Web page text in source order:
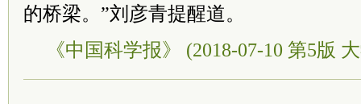
的桥梁。”刘彦青提醒道。
《中国科学报》 (2018-07-10 第5版